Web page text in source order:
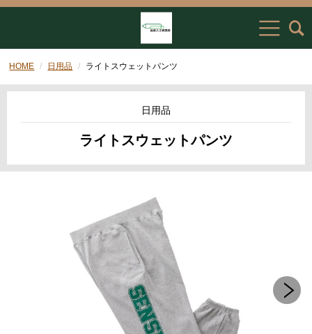
HOME 日用品 ライトスウェットパンツ
日用品
ライトスウェットパンツ